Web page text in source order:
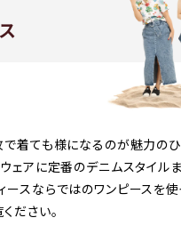
で着ても様になるのが魅力のひ
ウェアに定番のデニムスタイル
ースならではのワンピースを
ださい。